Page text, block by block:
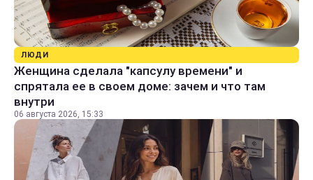
ЛЮДИ
Женщина сделала "капсулу времени" и
спрятала ее в своем доме: зачем и что там
внутри
06 августа 2026, 15:33